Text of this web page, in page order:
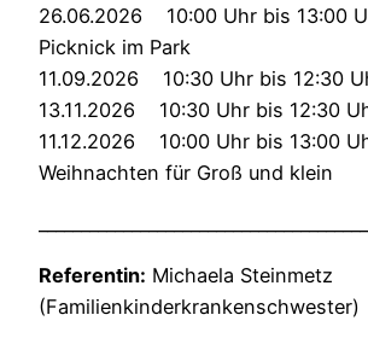
26.06.2026 10:00 Uhr bis 13:00
Picknick im Park
11.09.2026 10:30 Uhr bis 12:30
13.11.2026 10:30 Uhr bis 12:30
11.12.2026 10:00 Uhr bis 13:00
Weihnachten für Groß und klein
Referentin: Michaela Steinmetz
(Familienkinderkrankenschwester)